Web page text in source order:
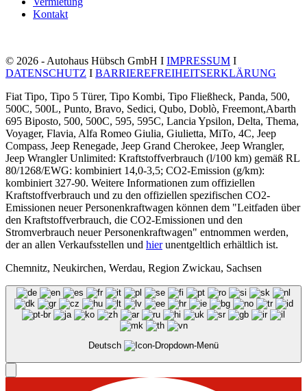
Kontakt
© 2026 - Autohaus Hübsch GmbH I IMPRESSUM I
DATENSCHUTZ I BARRIEREFREIHEITSERKLÄRUNG
Fiat Tipo, Tipo 5 Türer, Tipo Kombi, Tipo Fließheck, Panda, 500,
500C, 500L, Punto, Bravo, Sedici, Qubo, Doblò, Freemont,Abarth
695 Biposto, 500, 500C, 595, 595C, Lancia Ypsilon, Delta, Thema,
Voyager, Flavia, Alfa Romeo Giulia, Giulietta, MiTo, 4C, Jeep
Compass, Jeep Renegade, Jeep Grand Cherokee, Jeep Wrangler,
Jeep Wrangler Unlimited: Kraftstoffverbrauch (l/100 km) gemäß RL
80/1268/EWG: kombiniert 14,0-3,5; CO2-Emission (g/km):
kombiniert 327-90. Weitere Informationen zum offiziellen
Kraftstoffverbrauch und zu den offiziellen spezifischen CO2-
Emissionen neuer Personenkraftwagen können dem "Leitfaden über
den Kraftstoffverbrauch, die CO2-Emissionen und den
Stromverbrauch neuer Personenkraftwagen" entnommen werden,
der an allen Verkaufsstellen und hierunentgeltlich erhältlich ist.
Chemnitz, Neukirchen, Werdau, Region Zwickau, Sachsen
Deutsch